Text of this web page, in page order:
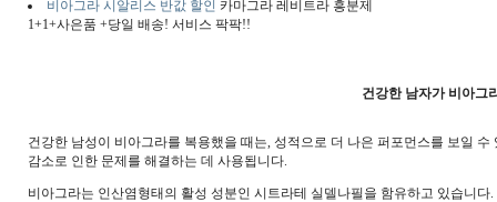
비아그라 시알리스 반값 할인 카마그라 레비트라 흥분제
1+1+사은품 +당일 배송! 서비스 팍팍!!
건강한 남자가 비아그
건강한 남성이 비아그라를 복용했을 때는, 성적으로 더 나은 퍼포먼스를 보일
감소로 인한 문제를 해결하는 데 사용됩니다.
비아그라는 인산염형태의 활성 성분인 시트라테 실델나필을 함유하고 있습니